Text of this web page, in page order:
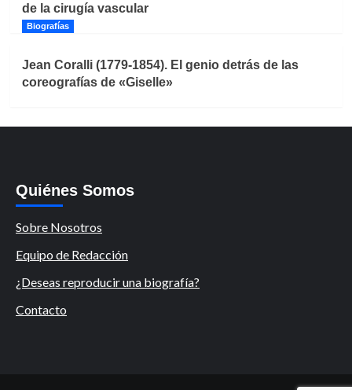
de la cirugía vascular
Biografías
Jean Coralli (1779-1854). El genio detrás de las
coreografías de «Giselle»
Quiénes Somos
Sobre Nosotros
Equipo de Redacción
¿Deseas reproducir una biografía?
Contacto